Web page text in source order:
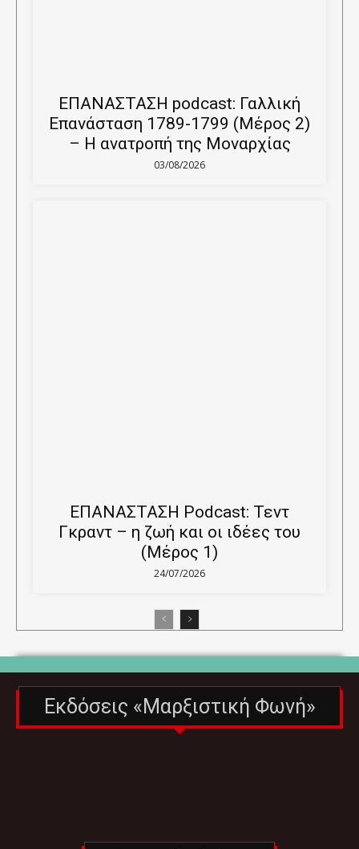
ΕΠΑΝΑΣΤΑΣΗ podcast: Γαλλική
Επανάσταση 1789-1799 (Μέρος 2)
– Η ανατροπή της Μοναρχίας
03/08/2026
ΕΠΑΝΑΣΤΑΣΗ Podcast: Τεντ
Γκραντ – η ζωή και οι ιδέες του
(Μέρος 1)
24/07/2026
Εκδόσεις «Μαρξιστική Φωνή»